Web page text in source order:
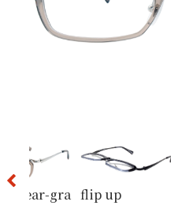
: Clear-gra flip up